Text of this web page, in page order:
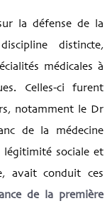
la défense de la
distincte,
médicales à
Celles-ci furent
notamment le Dr
de la médecine
légitimité sociale et
avait conduit ces
de la première